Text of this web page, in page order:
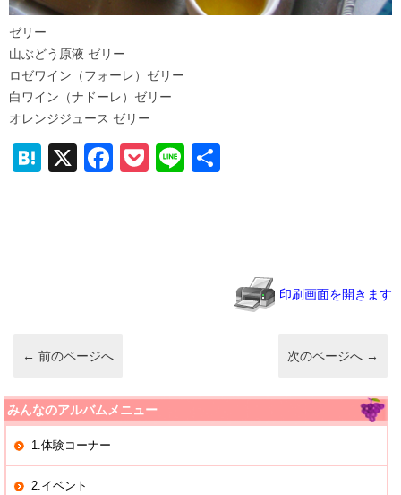
ゼリー
山ぶどう原液 ゼリー
ロゼワイン（フォーレ）ゼリー
白ワイン（ナドーレ）ゼリー
オレンジジュース ゼリー
H
X
F
k
P
Li
印刷画面を開きます
← 前のページへ 次のページへ →
みんなのアルバムメニュー
1.体験コーナー
2.イベント